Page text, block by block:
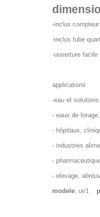
-inclus
-inclus tube
-ouverture facile
applications
-eau et
- eaux de
- hôpitaux,
- industries
-
- elevage,
modele: uv1